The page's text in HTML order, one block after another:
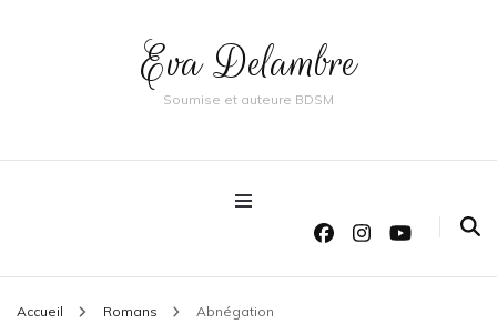
Eva Delambre
Soumise et auteure BDSM
Accueil Romans Abnégation